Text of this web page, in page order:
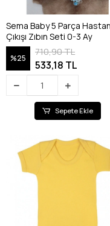
Sema Baby 5 Parça
Çıkışı Zıbın Seti 0-3 Ay
%25
710,90 TL
533,18 TL
Sepete Ekle